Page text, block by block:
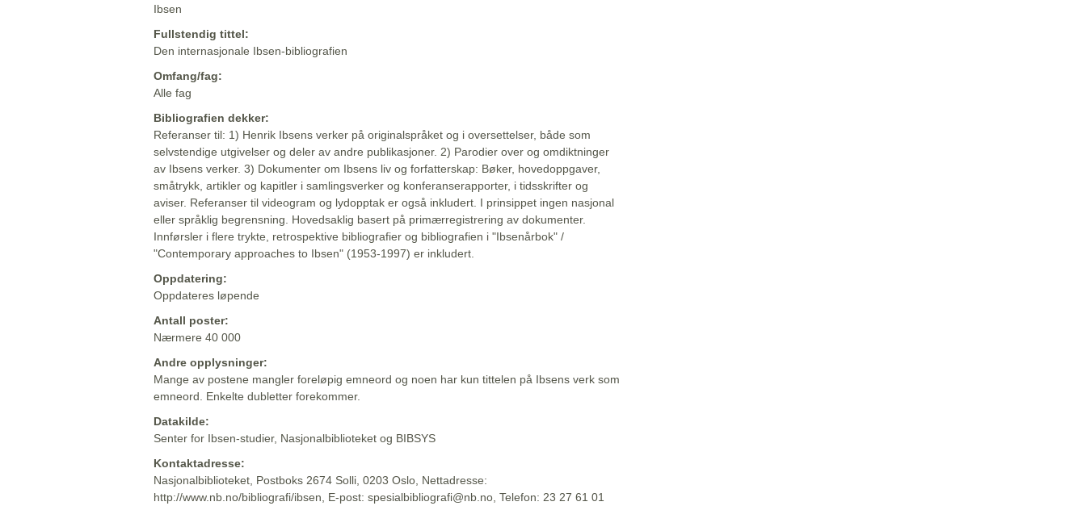
Ibsen
Fullstendig tittel:
Den internasjonale Ibsen-bibliografien
Omfang/fag:
Alle fag
Bibliografien dekker:
Referanser til: 1) Henrik Ibsens verker på originalspråket og i oversettelser, både som
selvstendige utgivelser og deler av andre publikasjoner. 2) Parodier over og omdiktninger
av Ibsens verker. 3) Dokumenter om Ibsens liv og forfatterskap: Bøker, hovedoppgaver,
småtrykk, artikler og kapitler i samlingsverker og konferanserapporter, i tidsskrifter og
aviser. Referanser til videogram og lydopptak er også inkludert. I prinsippet ingen nasjonal
eller språklig begrensning. Hovedsaklig basert på primærregistrering av dokumenter.
Innførsler i flere trykte, retrospektive bibliografier og bibliografien i "Ibsenårbok" /
"Contemporary approaches to Ibsen" (1953-1997) er inkludert.
Oppdatering:
Oppdateres løpende
Antall poster:
Nærmere 40 000
Andre opplysninger:
Mange av postene mangler foreløpig emneord og noen har kun tittelen på Ibsens verk som
emneord. Enkelte dubletter forekommer.
Datakilde:
Senter for Ibsen-studier, Nasjonalbiblioteket og BIBSYS
Kontaktadresse:
Nasjonalbiblioteket, Postboks 2674 Solli, 0203 Oslo, Nettadresse:
http://www.nb.no/bibliografi/ibsen, E-post: spesialbibliografi@nb.no, Telefon: 23 27 61 01